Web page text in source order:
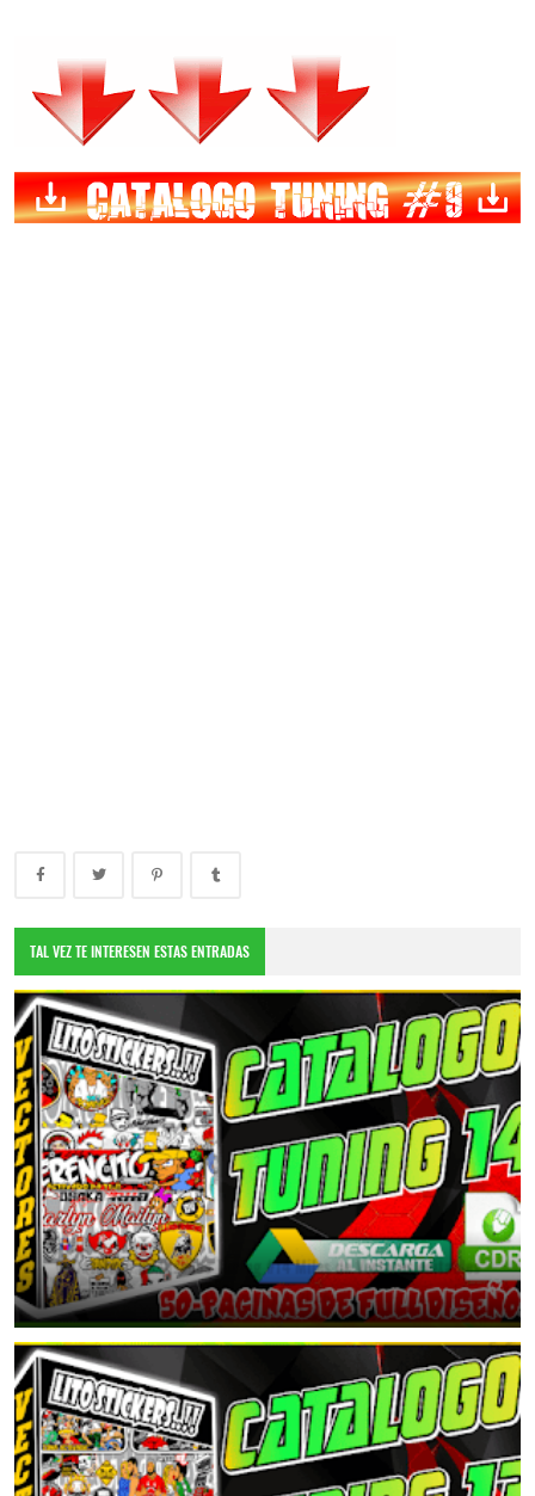
TAL VEZ TE INTERESEN ESTAS ENTRADAS
📂Catalogo de Diseños Tuning #14 Miles de Vectores editables
January 9, 2026